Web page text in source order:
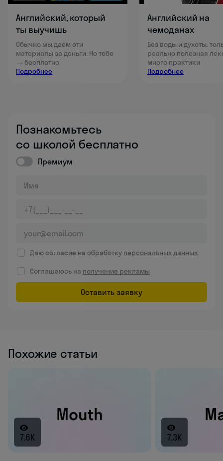
Английский, который
ты выучишь
Обычно мы даём эти
материалы за деньги. Но тебе
— бесплатно
Подробнее
Английский на
чемоданах
Без воды и духоты:
реально полезная
много практики
Подробнее
Познакомьтесь
со школой бесплатно
Премиум
Даю согласие на обработку персональных данных
Соглашаюсь на получение рекламы
Оставить заявку
Похожие статьи
7.6K 7.3K